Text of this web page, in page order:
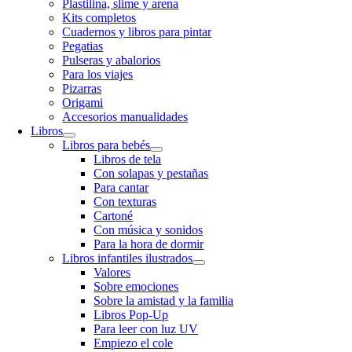
Plastilina, slime y arena
Kits completos
Cuadernos y libros para pintar
Pegatias
Pulseras y abalorios
Para los viajes
Pizarras
Origami
Accesorios manualidades
Libros
Libros para bebés
Libros de tela
Con solapas y pestañas
Para cantar
Con texturas
Cartoné
Con música y sonidos
Para la hora de dormir
Libros infantiles ilustrados
Valores
Sobre emociones
Sobre la amistad y la familia
Libros Pop-Up
Para leer con luz UV
Empiezo el cole